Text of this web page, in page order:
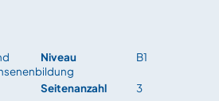
Niveau B1
Seitenanzahl 3